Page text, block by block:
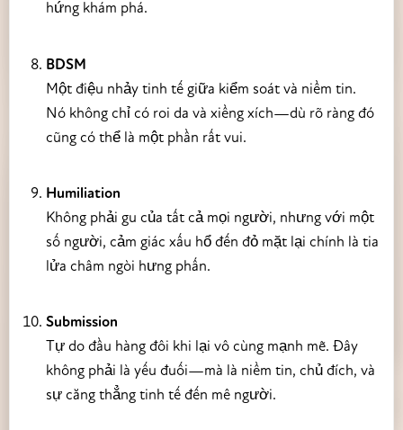
hứng khám phá.
BDSM
Một điệu nhảy tinh tế giữa kiểm soát và niềm tin.
Nó không chỉ có roi da và xiềng xích—dù rõ ràng đó
cũng có thể là một phần rất vui.
Humiliation
Không phải gu của tất cả mọi người, nhưng với một
số người, cảm giác xấu hổ đến đỏ mặt lại chính là tia
lửa châm ngòi hưng phấn.
Submission
Tự do đầu hàng đôi khi lại vô cùng mạnh mẽ. Đây
không phải là yếu đuối—mà là niềm tin, chủ đích, và
sự căng thẳng tinh tế đến mê người.